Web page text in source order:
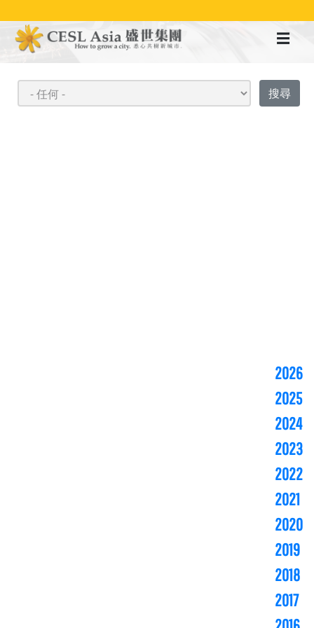
至
2026
2025
2024
2023
2022
2021
2020
2019
2018
2017